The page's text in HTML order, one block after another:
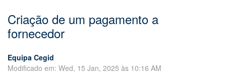
Criação de um pagamento a
fornecedor
Equipa Cegid
Modificado em: Wed, 15 Jan, 2025 às 10:16 AM